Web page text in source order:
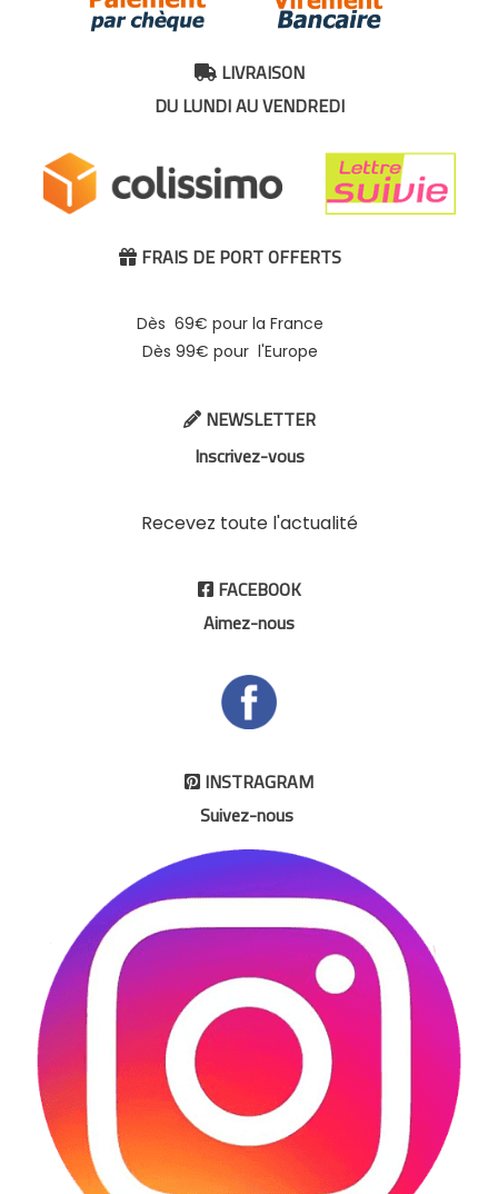
LIVRAISON
DU LUNDI AU VENDREDI
 FRAIS DE PORT OFFERTS
Dès 69€ pour la France
Dès 99€ pour l'Europe
NEWSLETTER
Inscrivez-vous
Recevez toute l'actualité
FACEBOOK
Aimez-nous
 INSTRAGRAM
Suivez-nous